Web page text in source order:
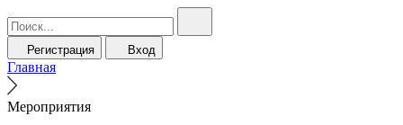
Регистрация Вход
Главная
Мероприятия